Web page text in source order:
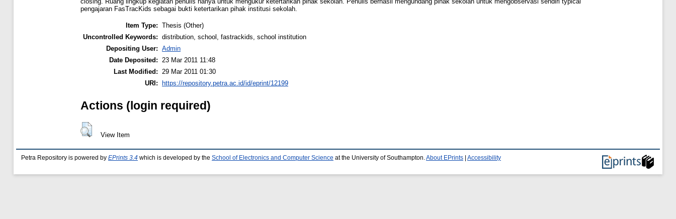
pengajaran FasTracKids sebagai bukti ketertarikan pihak institusi sekolah.
Item Type: Thesis (Other)
Uncontrolled Keywords: distribution, school, fastrackids, school institution
Depositing User: Admin
Date Deposited:
23 Mar 2011 11:48
Last Modified:
29 Mar 2011 01:30
URI: https://repository.petra.ac.id/id/eprint/12199
Actions (login required)
View Item
Petra Repository is powered by EPrints 3.4 which is developed by the School of Electronics and Computer Science at the University of Southampton. About EPrints Accessibility